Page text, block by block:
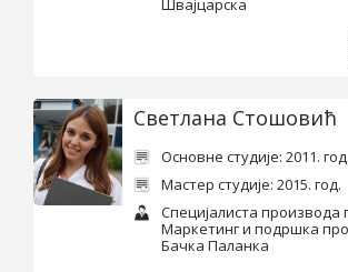
Швајцарска
Светлана Стошовић
Основне студије: 2011. год.
Мастер студије: 2015. год.
Специјалиста производа
Маркетинг и подршка
Бачка Паланка